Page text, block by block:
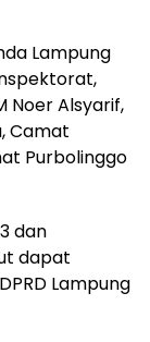
Lampung
Noer Alsyarif,
Camat
Purbolinggo
dan
dapat
Lampung